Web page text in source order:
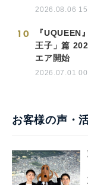
2026.08.06
10
『UQUEEN
王子」篇
エア開始
2026.07.01
お客様の声・